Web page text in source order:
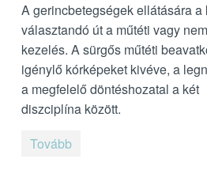
A gerincbetegségek ellátására a
választandó út a műtéti vagy
kezelés. A sürgős műtéti
igénylő kórképeket kivéve, a
a megfelelő döntéshozatal a két
diszciplína között.
Tovább